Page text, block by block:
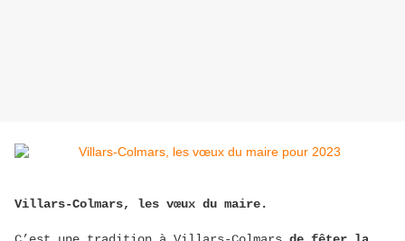
Villars-Colmars, les vœux du maire.